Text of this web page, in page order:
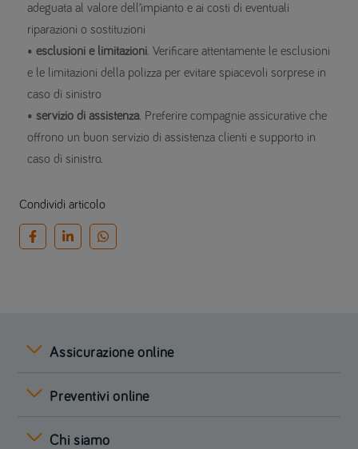
adeguata al valore dell’impianto e ai costi di eventuali
riparazioni o sostituzioni
• esclusioni e limitazioni. Verificare attentamente le esclusioni
e le limitazioni della polizza per evitare spiacevoli sorprese in
caso di sinistro
• servizio di assistenza. Preferire compagnie assicurative che
offrono un buon servizio di assistenza clienti e supporto in
caso di sinistro.
Condividi articolo
Assicurazione online
Preventivi online
Chi siamo